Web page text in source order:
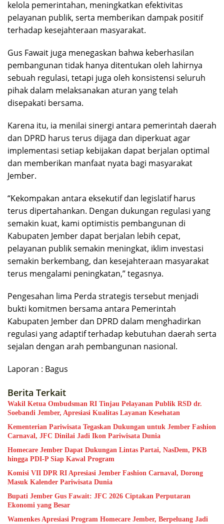
kelola pemerintahan, meningkatkan efektivitas
pelayanan publik, serta memberikan dampak positif
terhadap kesejahteraan masyarakat.
Gus Fawait juga menegaskan bahwa keberhasilan
pembangunan tidak hanya ditentukan oleh lahirnya
sebuah regulasi, tetapi juga oleh konsistensi seluruh
pihak dalam melaksanakan aturan yang telah
disepakati bersama.
Karena itu, ia menilai sinergi antara pemerintah daerah
dan DPRD harus terus dijaga dan diperkuat agar
implementasi setiap kebijakan dapat berjalan optimal
dan memberikan manfaat nyata bagi masyarakat
Jember.
“Kekompakan antara eksekutif dan legislatif harus
terus dipertahankan. Dengan dukungan regulasi yang
semakin kuat, kami optimistis pembangunan di
Kabupaten Jember dapat berjalan lebih cepat,
pelayanan publik semakin meningkat, iklim investasi
semakin berkembang, dan kesejahteraan masyarakat
terus mengalami peningkatan,” tegasnya.
Pengesahan lima Perda strategis tersebut menjadi
bukti komitmen bersama antara Pemerintah
Kabupaten Jember dan DPRD dalam menghadirkan
regulasi yang adaptif terhadap kebutuhan daerah serta
sejalan dengan arah pembangunan nasional.
Laporan : Bagus
Berita Terkait
Wakil Ketua Ombudsman RI Tinjau Pelayanan Publik RSD dr.
Soebandi Jember, Apresiasi Kualitas Layanan Kesehatan
Kementerian Pariwisata Tegaskan Dukungan untuk Jember Fashion
Carnaval, JFC Dinilai Jadi Ikon Pariwisata Dunia
Homecare Jember Dapat Dukungan Lintas Partai, NasDem, PKB
hingga PDI-P Siap Kawal Program
Komisi VII DPR RI Apresiasi Jember Fashion Carnaval, Dorong
Masuk Kalender Pariwisata Dunia
Bupati Jember Gus Fawait: JFC 2026 Ciptakan Perputaran
Ekonomi yang Besar
Wamenkes Apresiasi Program Homecare Jember, Berpeluang Jadi